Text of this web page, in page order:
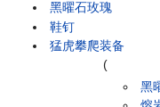
黑曜石玫瑰
鞋钉
猛虎攀爬装备
(
黑